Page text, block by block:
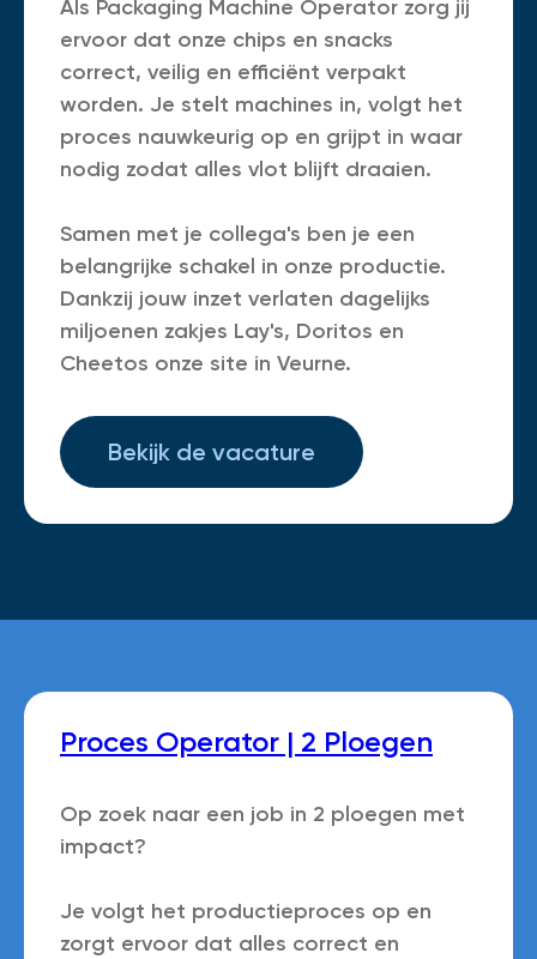
Als Packaging Machine Operator zorg jij
ervoor dat onze chips en snacks
correct, veilig en efficiënt verpakt
worden. Je stelt machines in, volgt het
proces nauwkeurig op en grijpt in waar
nodig zodat alles vlot blijft draaien.
Samen met je collega's ben je een
belangrijke schakel in onze productie.
Dankzij jouw inzet verlaten dagelijks
miljoenen zakjes Lay's, Doritos en
Cheetos onze site in Veurne.
Bekijk de vacature
Proces Operator | 2 Ploegen
Op zoek naar een job in 2 ploegen met
impact?
Je volgt het productieproces op en
zorgt ervoor dat alles correct en